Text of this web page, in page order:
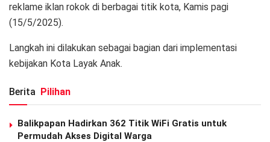
reklame iklan rokok di berbagai titik kota, Kamis pagi
(15/5/2025).
Langkah ini dilakukan sebagai bagian dari implementasi
kebijakan Kota Layak Anak.
Berita Pilihan
Balikpapan Hadirkan 362 Titik WiFi Gratis untuk
Permudah Akses Digital Warga